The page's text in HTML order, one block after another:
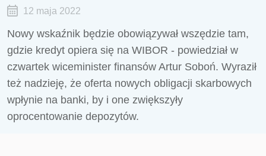
12 maja 2022
Nowy wskaźnik będzie obowiązywał wszędzie tam,
gdzie kredyt opiera się na WIBOR - powiedział w
czwartek wiceminister finansów Artur Soboń. Wyraził
też nadzieję, że oferta nowych obligacji skarbowych
wpłynie na banki, by i one zwiększyły
oprocentowanie depozytów.